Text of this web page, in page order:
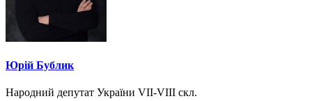
Юрій Бублик
Народний депутат України VII-VIII скл.